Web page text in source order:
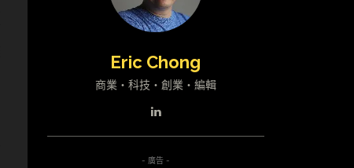
Eric Chong
商業・科技・創業・編輯
- 廣告 -